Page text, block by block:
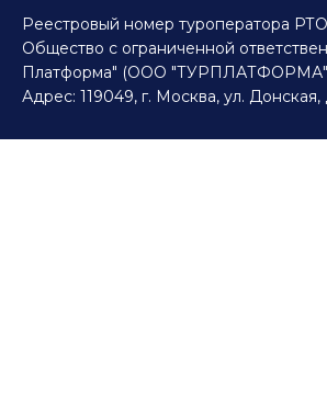
Реестровый номер туроператора
Общество с ограниченной
Платформа" (ООО
Адрес: 119049, г. Москва, ул. Донская,